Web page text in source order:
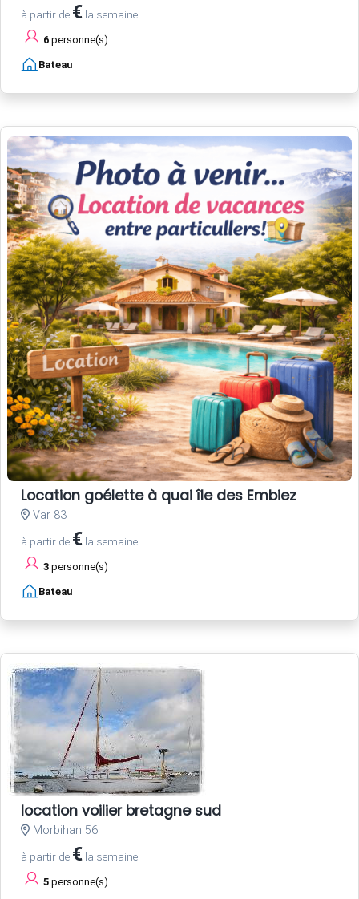
à partir de € la semaine
6 personne(s)
Bateau
Location goélette à quai île des Embiez
Var 83
à partir de € la semaine
3 personne(s)
Bateau
location voilier bretagne sud
Morbihan 56
à partir de € la semaine
5 personne(s)